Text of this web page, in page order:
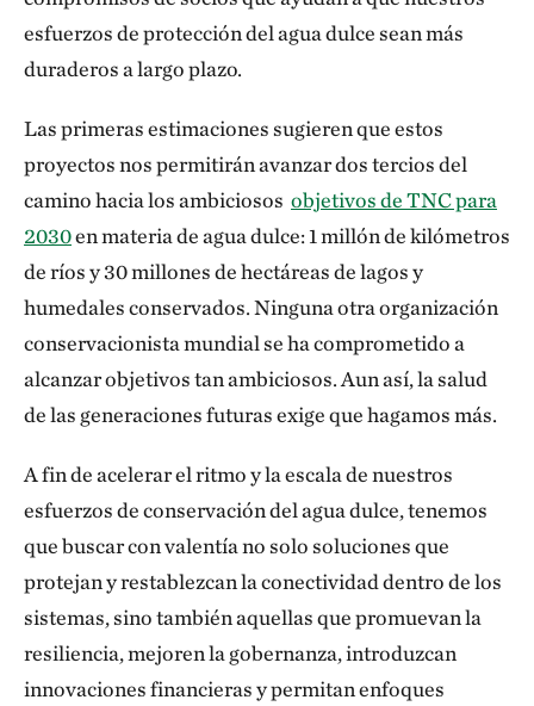
esfuerzos de protección del agua dulce sean más
duraderos a largo plazo.
Las primeras estimaciones sugieren que estos
proyectos nos permitirán avanzar dos tercios del
camino hacia los ambiciosos objetivos de TNC para
2030en materia de agua dulce: 1 millón de kilómetros
de ríos y 30 millones de hectáreas de lagos y
humedales conservados. Ninguna otra organización
conservacionista mundial se ha comprometido a
alcanzar objetivos tan ambiciosos. Aun así, la salud
de las generaciones futuras exige que hagamos más.
A fin de acelerar el ritmo y la escala de nuestros
esfuerzos de conservación del agua dulce, tenemos
que buscar con valentía no solo soluciones que
protejan y restablezcan la conectividad dentro de los
sistemas, sino también aquellas que promuevan la
resiliencia, mejoren la gobernanza, introduzcan
innovaciones financieras y permitan enfoques